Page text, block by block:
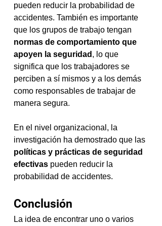
pueden reducir la probabilidad de
accidentes. También es importante
que los grupos de trabajo tengan
normas de comportamiento que
apoyen la seguridad , lo que
significa que los trabajadores se
perciben a sí mismos y a los demás
como responsables de trabajar de
manera segura.
En el nivel organizacional, la
investigación ha demostrado que las
políticas y prácticas de seguridad
efectivas pueden reducir la
probabilidad de accidentes.
Conclusión
La idea de encontrar uno o varios